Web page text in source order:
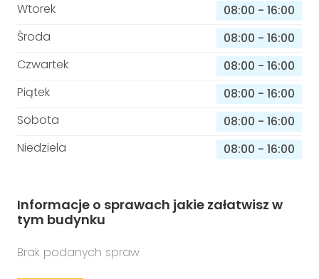
Wtorek
08:00 - 16:00
Środa
08:00 - 16:00
Czwartek
08:00 - 16:00
Piątek
08:00 - 16:00
Sobota
08:00 - 16:00
Niedziela
08:00 - 16:00
Informacje o sprawach jakie załatwisz w
tym budynku
Brak podanych spraw